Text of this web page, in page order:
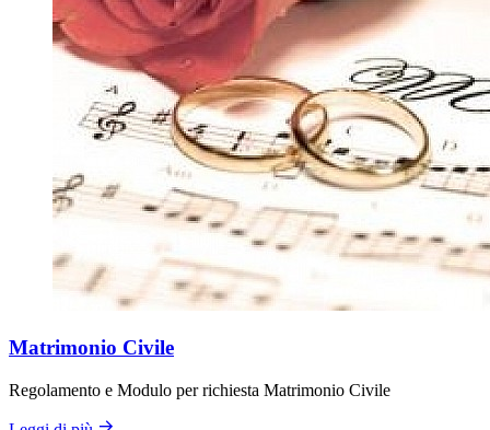
Matrimonio Civile
Regolamento e Modulo per richiesta Matrimonio Civile